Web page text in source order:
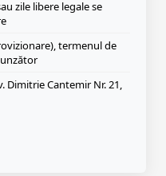
zile libere legale se
termenul de
Dimitrie Cantemir Nr. 21,